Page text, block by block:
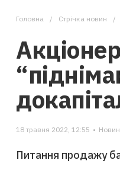
Головна Стрічка новин
18 травня 2022, 12:55 •
Питання продажу